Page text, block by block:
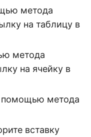
метода
на таблицу в
метода
на ячейку в
помощью метода
вставку